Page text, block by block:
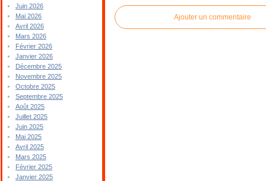
Juin 2026
Mai 2026
Avril 2026
Mars 2026
Février 2026
Janvier 2026
Décembre 2025
Novembre 2025
Octobre 2025
Septembre 2025
Août 2025
Juillet 2025
Juin 2025
Mai 2025
Avril 2025
Mars 2025
Février 2025
Janvier 2025
Ajouter un commentaire